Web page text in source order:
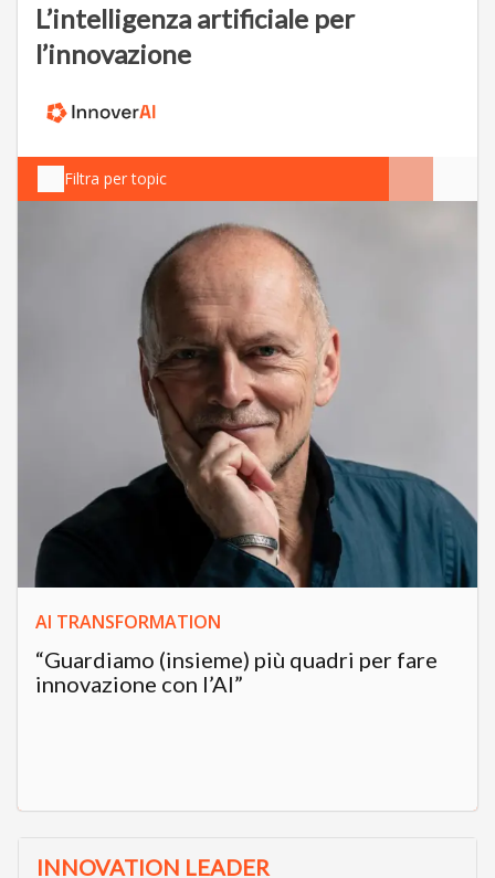
L’intelligenza artificiale per
l’innovazione
Filtra per topic
AI TRANSFORMATION
“Guardiamo (insieme) più quadri per fare
innovazione con l’AI”
INNOVATION LEADER